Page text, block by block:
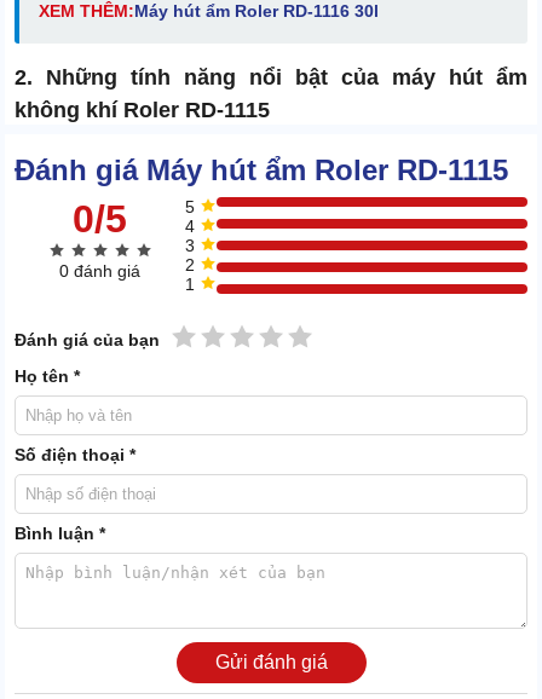
XEM THÊM:Máy hút ẩm Roler RD-1116 30l
2. Những tính năng nổi bật của máy hút ẩm
không khí Roler RD-1115
2.1 Giao diện thẩm mỹ cao, trắng trang nhã
Đánh giá Máy hút ẩm Roler RD-1115
0/5
0 đánh giá
5
4
3
2
1
Đánh giá của bạn 5 sao
4 sao
3 sao
2 sao
1 sao
Họ tên *
Số điện thoại *
Bình luận *
Gửi đánh giá